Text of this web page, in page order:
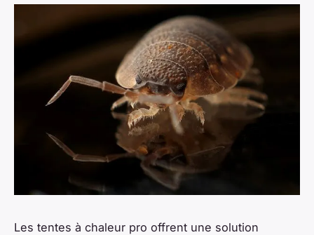
Les tentes à chaleur pro offrent une solution